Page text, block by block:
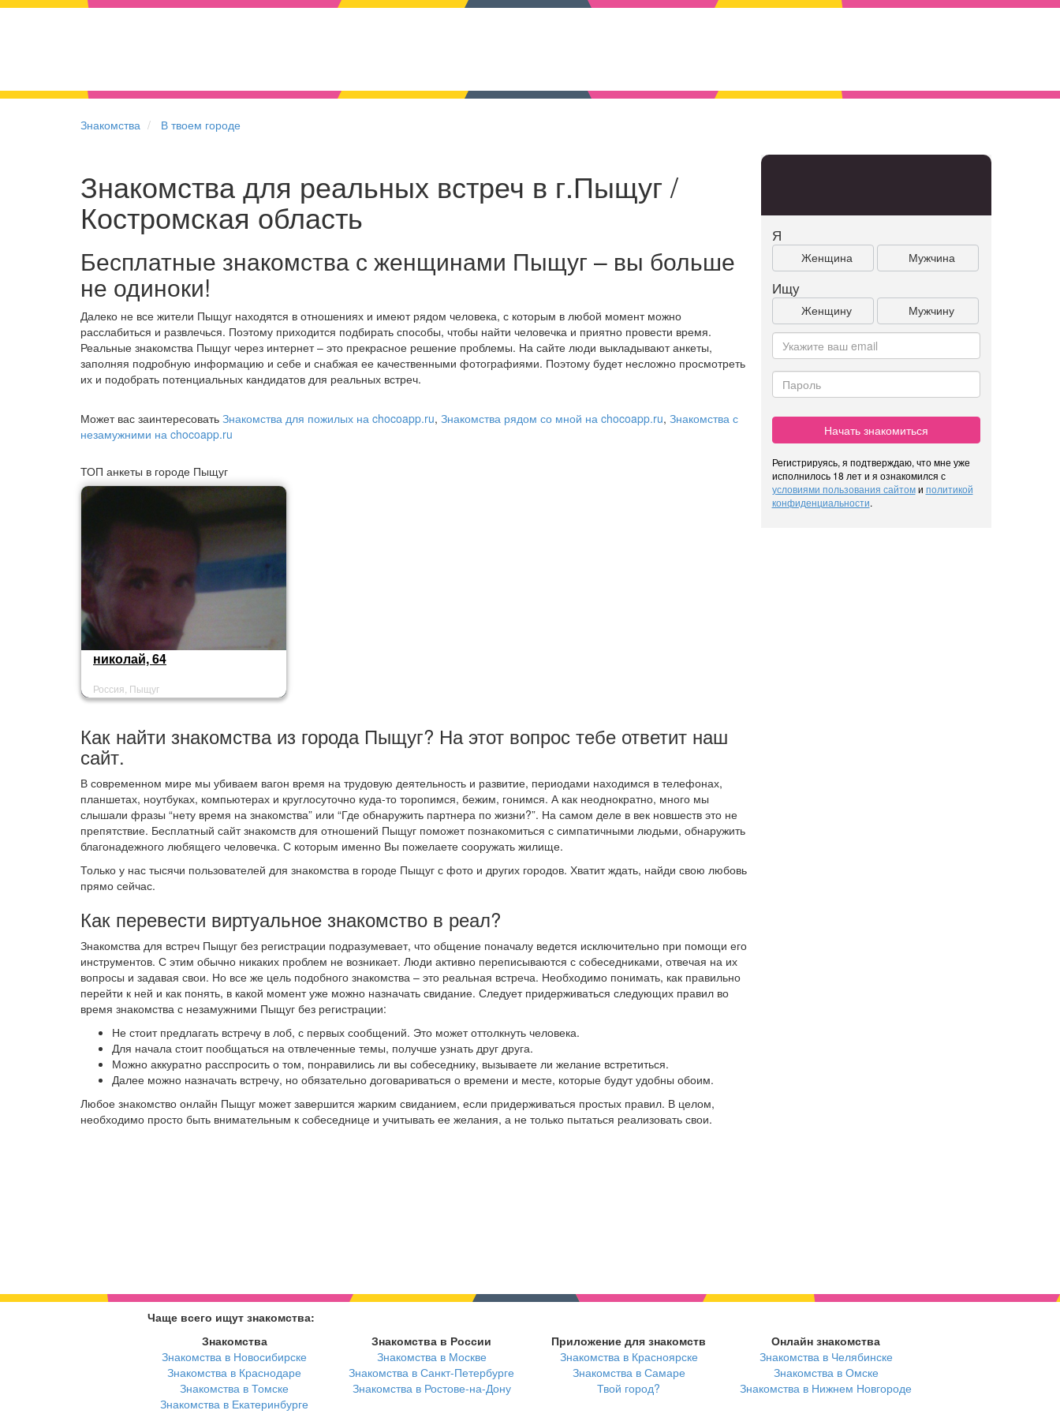
Знакомства В твоем городе
Знакомства для реальных встреч в г.Пыщуг /
Костромская область
Бесплатные знакомства с женщинами Пыщуг – вы больше
не одиноки!
Далеко не все жители Пыщуг находятся в отношениях и имеют рядом человека, с которым в любой момент можно
расслабиться и развлечься. Поэтому приходится подбирать способы, чтобы найти человечка и приятно провести время.
Реальные знакомства Пыщуг через интернет – это прекрасное решение проблемы. На сайте люди выкладывают анкеты,
заполняя подробную информацию и себе и снабжая ее качественными фотографиями. Поэтому будет несложно просмотреть
их и подобрать потенциальных кандидатов для реальных встреч.
Может вас заинтересовать Знакомства для пожилых на chocoapp.ru, Знакомства рядом со мной на chocoapp.ru, Знакомства с
незамужними на chocoapp.ru
ТОП анкеты в городе Пыщуг
николай, 64
Россия, Пыщуг
Как найти знакомства из города Пыщуг? На этот вопрос тебе ответит наш
сайт.
В современном мире мы убиваем вагон время на трудовую деятельность и развитие, периодами находимся в телефонах,
планшетах, ноутбуках, компьютерах и круглосуточно куда-то торопимся, бежим, гонимся. А как неоднократно, много мы
слышали фразы “нету время на знакомства” или “Где обнаружить партнера по жизни?”. На самом деле в век новшеств это не
препятствие. Бесплатный сайт знакомств для отношений Пыщуг поможет познакомиться с симпатичными людьми, обнаружить
благонадежного любящего человечка. С которым именно Вы пожелаете сооружать жилище.
Только у нас тысячи пользователей для знакомства в городе Пыщуг с фото и других городов. Хватит ждать, найди свою любовь
прямо сейчас.
Как перевести виртуальное знакомство в реал?
Знакомства для встреч Пыщуг без регистрации подразумевает, что общение поначалу ведется исключительно при помощи его
инструментов. С этим обычно никаких проблем не возникает. Люди активно переписываются с собеседниками, отвечая на их
вопросы и задавая свои. Но все же цель подобного знакомства – это реальная встреча. Необходимо понимать, как правильно
перейти к ней и как понять, в какой момент уже можно назначать свидание. Следует придерживаться следующих правил во
время знакомства с незамужними Пыщуг без регистрации:
Не стоит предлагать встречу в лоб, с первых сообщений. Это может оттолкнуть человека.
Для начала стоит пообщаться на отвлеченные темы, получше узнать друг друга.
Можно аккуратно расспросить о том, понравились ли вы собеседнику, вызываете ли желание встретиться.
Далее можно назначать встречу, но обязательно договариваться о времени и месте, которые будут удобны обоим.
Любое знакомство онлайн Пыщуг может завершится жарким свиданием, если придерживаться простых правил. В целом,
необходимо просто быть внимательным к собеседнице и учитывать ее желания, а не только пытаться реализовать свои.
Я
Женщина Мужчина
Ищу
Женщину Мужчину
Начать знакомиться
Регистрируясь, я подтверждаю, что мне уже
исполнилось 18 лет и я ознакомился с
условиями пользования сайтоми политикой
конфиденциальности.
Чаще всего ищут знакомства:
Знакомства
Знакомства в Новосибирске
Знакомства в Краснодаре
Знакомства в Томске
Знакомства в Екатеринбурге
Знакомства в России
Знакомства в Москве
Знакомства в Санкт-Петербурге
Знакомства в Ростове-на-Дону
Приложение для знакомств
Знакомства в Красноярске
Знакомства в Самаре
Твой город?
Онлайн знакомства
Знакомства в Челябинске
Знакомства в Омске
Знакомства в Нижнем Новгороде